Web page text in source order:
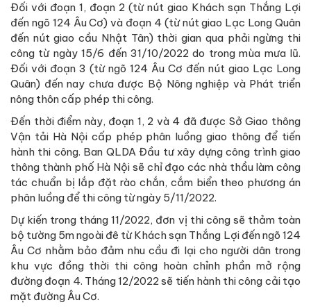
Đối với đoạn 1, đoạn 2 (từ nút giao Khách sạn Thắng Lợi
đến ngõ 124 Âu Cơ) và đoạn 4 (từ nút giao Lạc Long Quân
đến nút giao cầu Nhật Tân) thời gian qua phải ngừng thi
công từ ngày 15/6 đến 31/10/2022 do trong mùa mưa lũ.
Đối với đoạn 3 (từ ngõ 124 Âu Cơ đến nút giao Lạc Long
Quân) đến nay chưa được Bộ Nông nghiệp và Phát triển
nông thôn cấp phép thi công.
Đến thời điểm này, đoạn 1, 2 và 4 đã được Sở Giao thông
Vận tải Hà Nội cấp phép phân luồng giao thông để tiến
hành thi công. Ban QLDA Đầu tư xây dựng công trình giao
thông thành phố Hà Nội sẽ chỉ đạo các nhà thầu làm công
tác chuẩn bị lắp đặt rào chắn, cắm biển theo phương án
phân luồng để thi công từ ngày 5/11/2022.
Dự kiến trong tháng 11/2022, đơn vị thi công sẽ thảm toàn
bộ tường 5m ngoài đê từ Khách sạn Thắng Lợi đến ngõ 124
Âu Cơ nhằm bảo đảm nhu cầu đi lại cho người dân trong
khu vực đồng thời thi công hoàn chỉnh phần mở rộng
đường đoạn 4. Tháng 12/2022 sẽ tiến hành thi công cải tạo
mặt đường Âu Cơ.